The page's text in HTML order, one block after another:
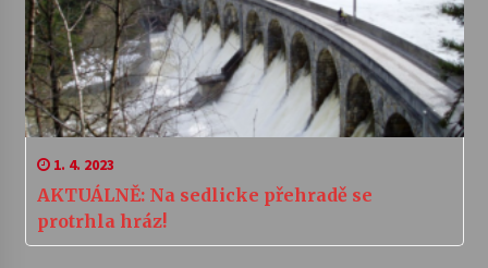
1. 4. 2023
AKTUÁLNĚ: Na sedlicke přehradě se
protrhla hráz!